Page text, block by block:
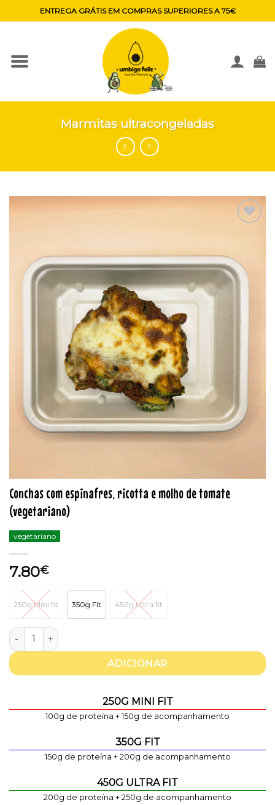
to
ENTREGA GRÁTIS EM COMPRAS SUPERIORES A 75€
Marmitas ultracongeladas
favoritos
Conchas com espinafres, ricotta e molho de tomate
(vegetariano)
vegetariano
7.80€
250g Mini fit250g Mini fit
350g Fit350g Fit450g Ultra fit450g Ultra fit
Quantidade de Conchas com espinafres, ricotta e molho
ADICIONAR
250G MINI FIT
100g de proteína + 150g de acompanhamento
350G FIT
150g de proteína + 200g de acompanhamento
450G ULTRA FIT
200g de proteína + 250g de acompanhamento